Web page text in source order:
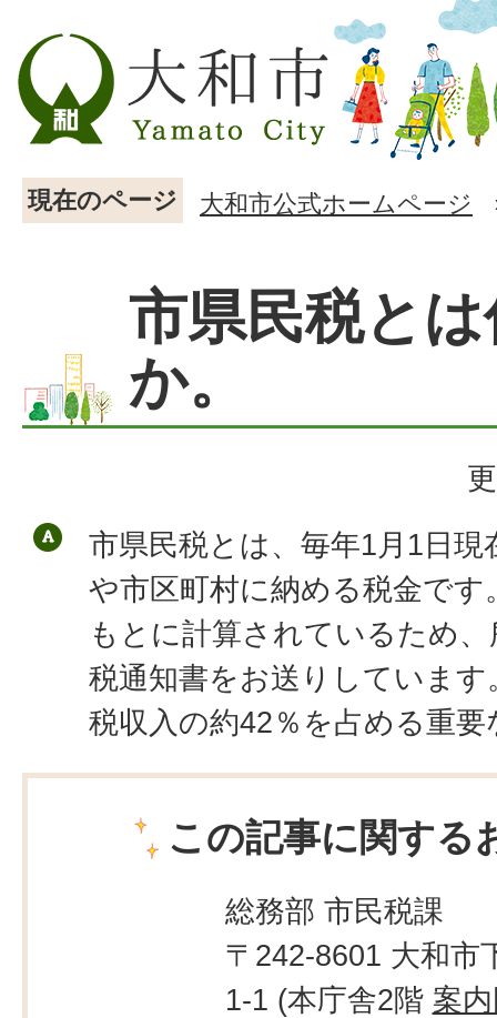
現在のページ 大和市公式ホームページ
市県民税と
か。
市県民税とは、毎年1月1日
や市区町村に納める税金です
もとに計算されているため
税通知書をお送りしていま
税収入の約42％を占める重
この記事に関する
総務部 市民税課
〒242-8601 大和市
1-1 (本庁舎2階 案